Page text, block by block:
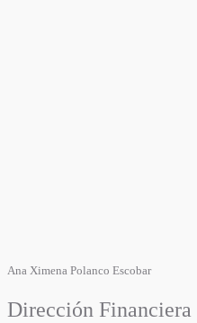
Ana Ximena Polanco Escobar
Dirección